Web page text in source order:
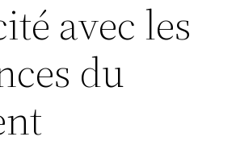
avec les
du